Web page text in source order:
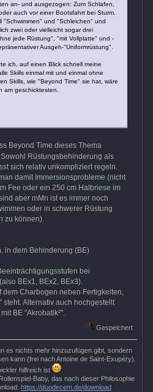
an- und ausgezogen: Zum Schlafen,
auch vor einer Bootsfahrt bei Sturm.
"Schwimmen" und "Schleichen" und
zwei oder vielleicht sogar drei
jede Rüstung", "mit Vollplatte" und -
Ausgeh-"Uniformrüstung".
ich, auf einen Blick schnell meine
Skills einmal mit und einmal ohne
Skills, wie "Beyond Time" sie hat, wäre
am geschicktesten.
Beyond Time dieses Thema
Rüstungsbehinderung als
sich relativ unkompliziert regeln.
damit Immersionsprobleme (nicht
Fee oder ein 250 cm Halbriese im
aber mMn ist es immer noch
oder in schwerer Rüstung
zu können).
in dem Behinderung (BE)
bei
BEx1, BEx2, BEx3).
Charbogen neben Fertigkeiten,
steht. Alternativ auch hochgestellt
BE "Akrobatik²".
Gespeichert
es nichts mehr hinzuzufügen gibt, sondern
kann (frei nach Antoine de Saint-Exupéry).
hilfreich ist
.
Baby, das nach dieser Philosophie
https://duodecem.de/download